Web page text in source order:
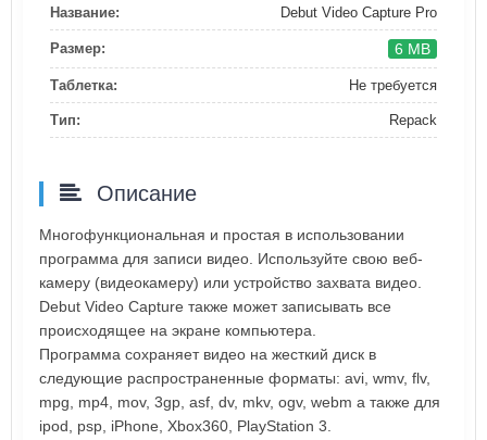
Название: Debut Video Capture Pro
Размер: 6 MB
Таблетка: Не требуется
Тип: Repack
Описание
Многофункциональная и простая в использовании
программа для записи видео. Используйте свою веб-
камеру (видеокамеру) или устройство захвата видео.
Debut Video Capture также может записывать все
происходящее на экране компьютера.
Программа сохраняет видео на жесткий диск в
следующие распространенные форматы: avi, wmv, flv,
mpg, mp4, mov, 3gp, asf, dv, mkv, ogv, webm а также для
ipod, psp, iPhone, Xbox360, PlayStation 3.